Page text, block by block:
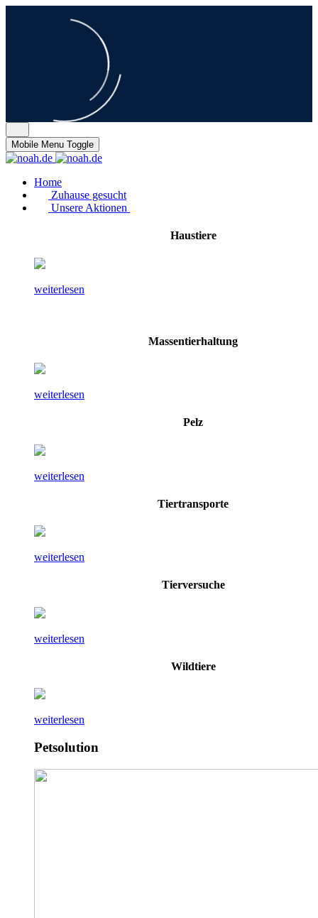
Mobile Menu Toggle
Home
Zuhause gesucht
Unsere Aktionen
Haustiere
weiterlesen
Massentierhaltung
weiterlesen
Pelz
weiterlesen
Tiertransporte
weiterlesen
Tierversuche
weiterlesen
Wildtiere
weiterlesen
Petsolution